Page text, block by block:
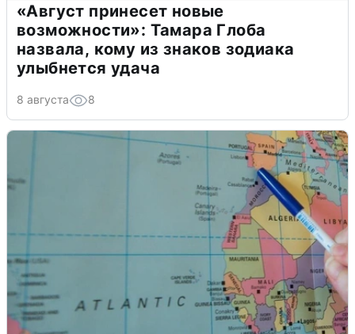
«Август принесет новые
возможности»: Тамара Глоба
назвала, кому из знаков зодиака
улыбнется удача
8 августа 8